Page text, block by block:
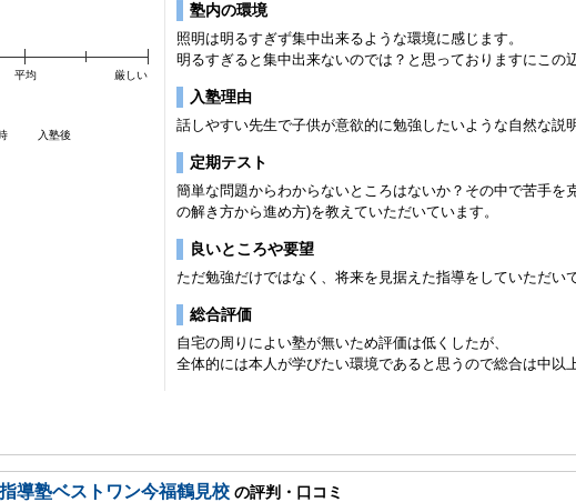
入塾後
平均 厳しい
塾内の環境
照明は明るすぎず集中出来るような環境に感じます。
明るすぎると集中出来ないのでは？と思っておりますにこの
入塾理由
話しやすい先生で子供が意欲的に勉強したいような自然な説
定期テスト
簡単な問題からわからないところはないか？その中で苦手を
の解き方から進め方)を教えていただいています。
良いところや要望
ただ勉強だけではなく、将来を見据えた指導をしていただい
総合評価
自宅の周りによい塾が無いため評価は低くしたが、
全体的には本人が学びたい環境であると思うので総合は中以
導塾ベストワン今福鶴見校 の評判・口コミ